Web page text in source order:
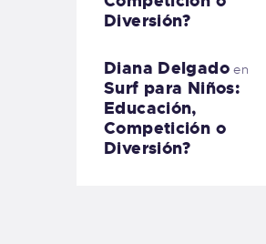
Diversión?
Diana Delgadoen
Surf para Niños:
Educación,
Competición o
Diversión?